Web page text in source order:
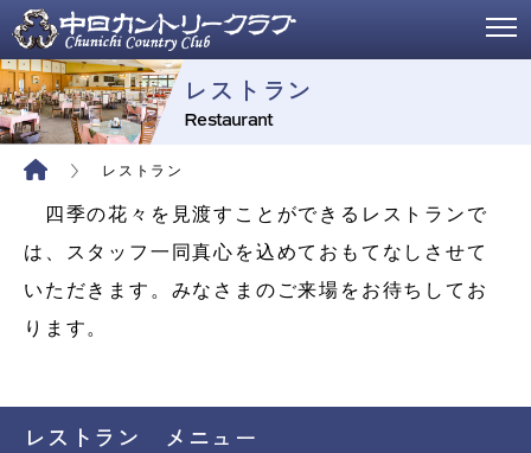
レストラン
Restaurant
レストラン
四季の花々を見渡すことができるレストランで
は、スタッフ一同真心を込めておもてなしさせて
いただきます。みなさまのご来場をお待ちしてお
ります。
レストラン メニュー